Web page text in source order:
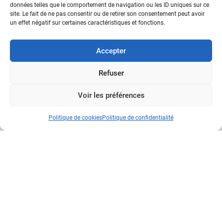
données telles que le comportement de navigation ou les ID uniques sur ce
site. Le fait de ne pas consentir ou de retirer son consentement peut avoir
un effet négatif sur certaines caractéristiques et fonctions.
Accepter
Refuser
Voir les préférences
Politique de cookiesPolitique de confidentialité